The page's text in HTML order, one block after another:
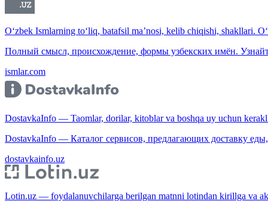
O‘zbek Ismlarning to‘liq, batafsil ma’nosi, kelib chiqishi, shakllari.
Полный смысл, происхождение, формы узбекских имён.
ismlar.com
DostavkaInfo — Taomlar, dorilar, kitoblar va boshqa uy uchun
DostavkaInfo — Каталог сервисов, предлагающих доставку
dostavkainfo.uz
Lotin.uz — foydalanuvchilarga berilgan matnni lotindan kirillga va